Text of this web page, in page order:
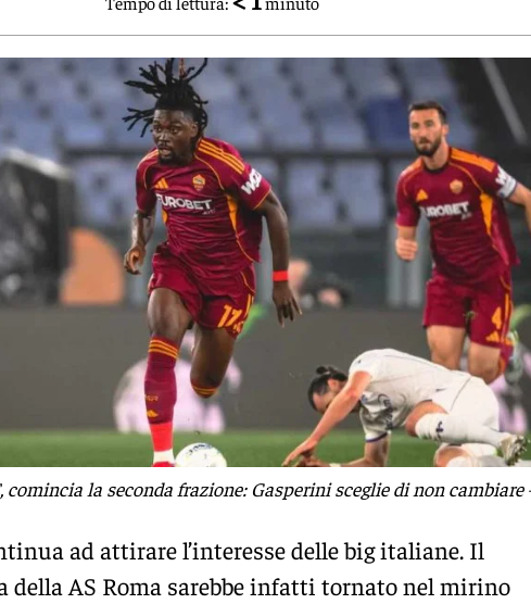
comincia la seconda frazione: Gasperini sceglie di non cambiare
ad attirare l’interesse delle big italiane. Il
della AS Roma sarebbe infatti tornato nel mirino